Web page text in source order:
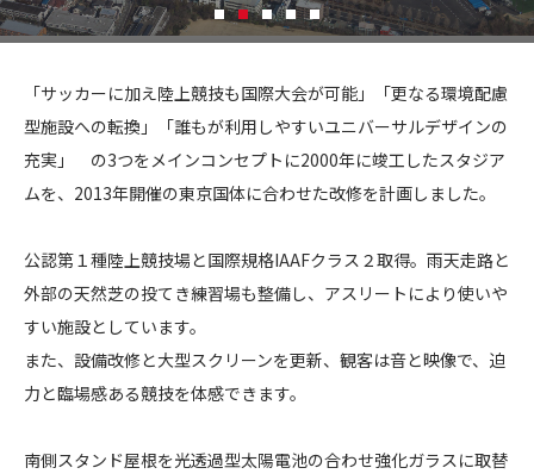
RECRUIT
CONTACT
コンプライアンスポリシー
2 3 4 5
「サッカーに加え陸上競技も国際大会が可能」「更なる環境配慮
型施設への転換」「誰もが利用しやすいユニバーサルデザインの
充実」 の3つをメインコンセプトに2000年に竣工したスタジア
ムを、2013年開催の東京国体に合わせた改修を計画しました。
公認第１種陸上競技場と国際規格IAAFクラス２取得。雨天走路と
外部の天然芝の投てき練習場も整備し、アスリートにより使いや
すい施設としています。
また、設備改修と大型スクリーンを更新、観客は音と映像で、迫
力と臨場感ある競技を体感できます。
南側スタンド屋根を光透過型太陽電池の合わせ強化ガラスに取替